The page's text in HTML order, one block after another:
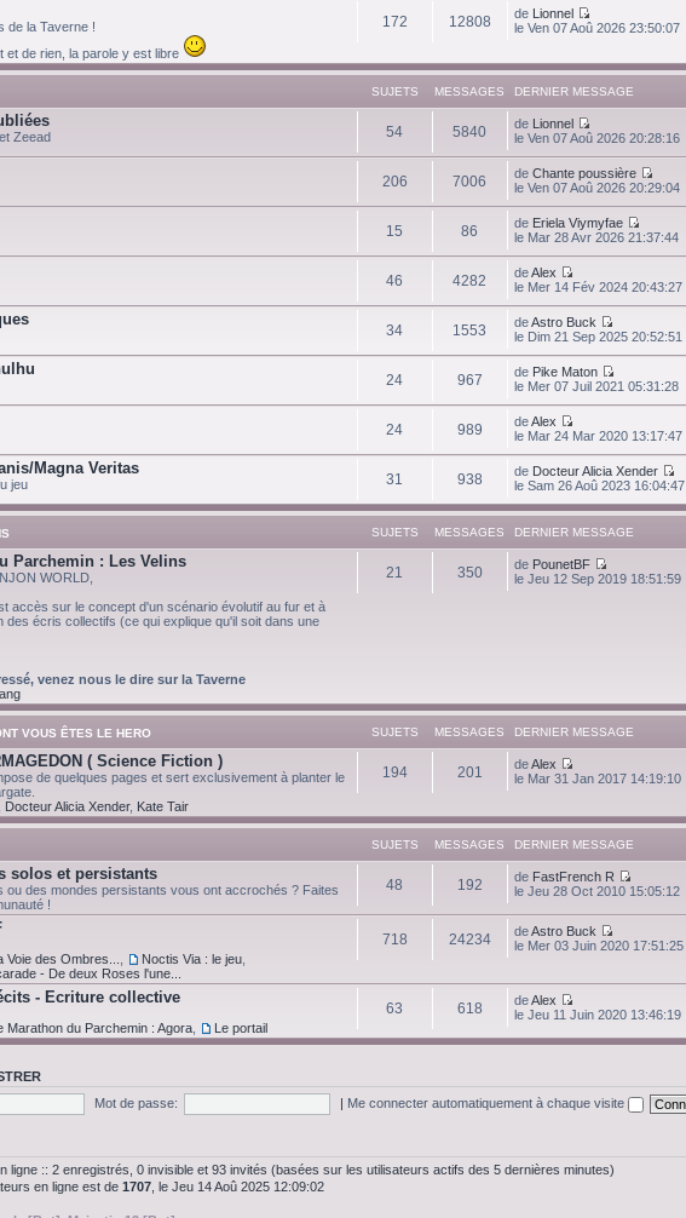
de la Taverne !
et de rien, la parole y est libre
172 12808 de Lionnel
le Ven 07 Aoû 2026 23:50:07
SUJETS MESSAGES DERNIER MESSAGE
Zeead 54 5840 de Lionnel
le Ven 07 Aoû 2026 20:28:16
206 7006 de Chante poussière
le Ven 07 Aoû 2026 20:29:04
15 86 de Eriela Viymyfae
le Mar 28 Avr 2026 21:37:44
46 4282 deAlex
le Mer 14 Fév 2024 20:43:27
34 1553 deAstro Buck
le Dim 21 Sep 2025 20:52:51
24 967 de Pike Maton
le Mer 07 Juil 2021 05:31:28
24 989 deAlex
le Mar 24 Mar 2020 13:17:47
Magna Veritas
jeu 31 938 de Docteur Alicia Xender
le Sam 26 Aoû 2023 16:04:47
SUJETS MESSAGES DERNIER MESSAGE
Parchemin : Les Velins
WORLD,
accès sur le concept d'un scénario évolutif au fur et à
des écris collectifs (ce qui explique qu'il soit dans une
venez nous le dire sur la Taverne
21 350 de PounetBF
le Jeu 12 Sep 2019 18:51:59
VOUS ÊTES LE HERO SUJETS MESSAGES DERNIER MESSAGE
( Science Fiction )
de quelques pages et sert exclusivement à planter le
Docteur Alicia Xender, Kate Tair
194 201 deAlex
le Mar 31 Jan 2017 14:19:10
SUJETS MESSAGES DERNIER MESSAGE
solos et persistants
ou des mondes persistants vous ont accrochés ? Faites
!
48 192 de FastFrench R
le Jeu 28 Oct 2010 15:05:12
Voie des Ombres... Noctis Via : le jeu
- De deux Roses l'une...
718 24234 deAstro Buck
le Mer 03 Juin 2020 17:51:25
- Ecriture collective
Marathon du Parchemin : Agora Le portail
63 618 deAlex
le Jeu 11 Juin 2020 13:46:19
Mot de passe: | Me connecter automatiquement à chaque visite
ligne :: 2 enregistrés, 0 invisible et 93 invités (basées sur les utilisateurs actifs des 5 dernières minutes)
en ligne est de 1707 , le Jeu 14 Aoû 2025 12:09:02